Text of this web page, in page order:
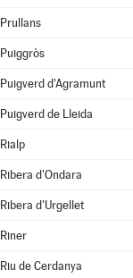
Prullans
Puiggròs
Puigverd d'Agramunt
Puigverd de Lleida
Rialp
Ribera d'Ondara
Ribera d'Urgellet
Riner
Riu de Cerdanya